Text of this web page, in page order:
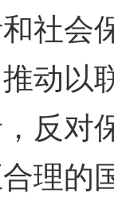
社会
动以
反对
理的